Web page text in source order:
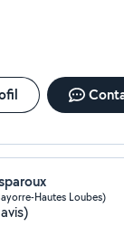
Hautes Loubes)